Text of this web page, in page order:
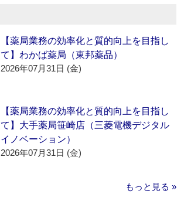
【薬局業務の効率化と質的向上を目指し
て】わかば薬局（東邦薬品）
2026年07月31日 (金)
【薬局業務の効率化と質的向上を目指し
て】大手薬局笹崎店（三菱電機デジタル
イノベーション）
2026年07月31日 (金)
もっと見る »